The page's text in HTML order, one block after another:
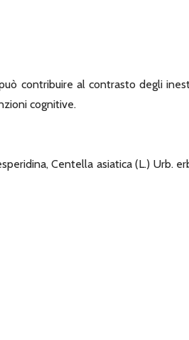
contribuire al contrasto degli
cognitive.
Centella asiatica (L.)